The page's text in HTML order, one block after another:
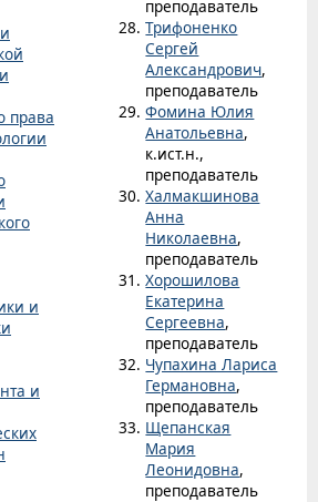
права
и
и
преподаватель
Трифоненко
Сергей
Александрович,
преподаватель
Фомина Юлия
Анатольевна,
к.ист.н.,
преподаватель
Халмакшинова
Анна
Николаевна,
преподаватель
Хорошилова
Екатерина
Сергеевна,
преподаватель
Чупахина Лариса
Германовна,
преподаватель
Щепанская
Мария
Леонидовна,
преподаватель